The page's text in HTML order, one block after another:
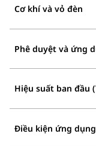
Cơ khí và vỏ đèn
Phê duyệt và ứng
Hiệu suất ban đầu
Điều kiện ứng dụng